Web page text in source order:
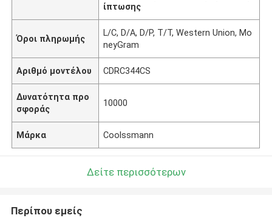
ίπτωσης
Όροι πληρωμής
L/C, D/A, D/P, T/T, Western Union, Mo
neyGram
Αριθμό μοντέλου CDRC344CS
Δυνατότητα προ
σφοράς
10000
Μάρκα Coolssmann
Δείτε περισσότερων
Περίπου εμείς